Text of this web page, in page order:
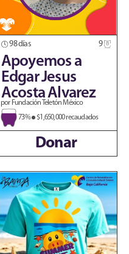
98 días 9
Apoyemos a
Edgar Jesus
Acosta Alvarez
por Fundación Teletón México
73%
$1,650,000 recaudados
Donar